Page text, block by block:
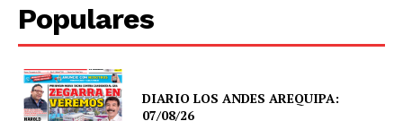
Populares
DIARIO LOS ANDES AREQUIPA:
07/08/26